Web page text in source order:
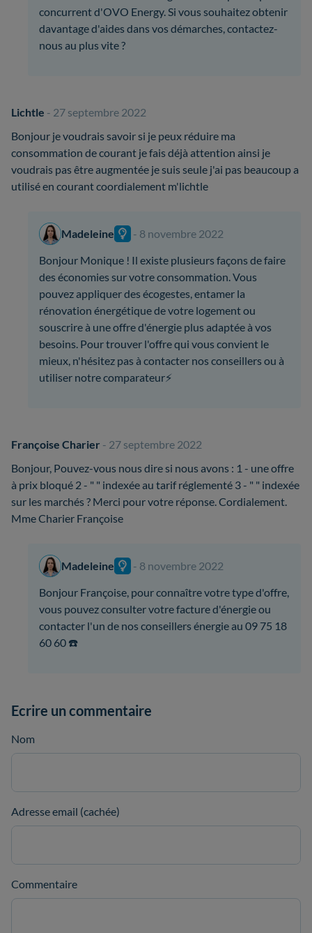
concurrent d'OVO Energy. Si vous souhaitez obtenir
davantage d'aides dans vos démarches, contactez-
nous au plus vite ?
Lichtle - 27 septembre 2022
Bonjour je voudrais savoir si je peux réduire ma
consommation de courant je fais déjà attention ainsi je
voudrais pas être augmentée je suis seule j'ai pas beaucoup a
utilisé en courant coordialement m'lichtle
Madeleine
- 8 novembre 2022
Bonjour Monique ! Il existe plusieurs façons de faire
des économies sur votre consommation. Vous
pouvez appliquer des écogestes, entamer la
rénovation énergétique de votre logement ou
souscrire à une offre d'énergie plus adaptée à vos
besoins. Pour trouver l'offre qui vous convient le
mieux, n'hésitez pas à contacter nos conseillers ou à
utiliser notre comparateur⚡
Françoise Charier - 27 septembre 2022
Bonjour, Pouvez-vous nous dire si nous avons : 1 - une offre
à prix bloqué 2 - " " indexée au tarif réglementé 3 - " " indexée
sur les marchés ? Merci pour votre réponse. Cordialement.
Mme Charier Françoise
Madeleine
- 8 novembre 2022
Bonjour Françoise, pour connaître votre type d'offre,
vous pouvez consulter votre facture d'énergie ou
contacter l'un de nos conseillers énergie au 09 75 18
60 60 ☎️
Ecrire un commentaire
Nom
Adresse email (cachée)
Commentaire